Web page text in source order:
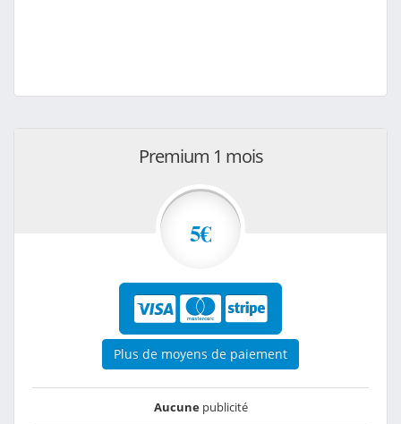
Premium 1 mois
5€
Plus de moyens de paiement
Aucunepublicité